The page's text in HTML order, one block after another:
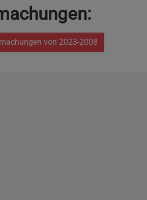
von 2023-2008